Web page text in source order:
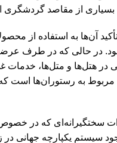
بسیاری از مقاصد
آن‌ها به استفاده از
در حالی که در طرف
هتل‌ها و متل‌ها، خدمات
مربوط به رستوران‌ها است
سختگیرانه‌ای که در خصوص
سیستم یکپارچه جهانی در